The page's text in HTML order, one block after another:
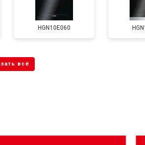
HGN10E060